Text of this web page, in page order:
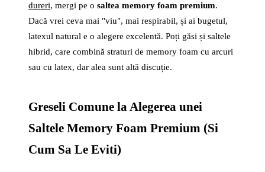
dureri, mergi pe o saltea memory foam premium.
Dacă vrei ceva mai "viu", mai respirabil, și ai bugetul,
latexul natural e o alegere excelentă. Poți găsi și saltele
hibrid, care combină straturi de memory foam cu arcuri
sau cu latex, dar alea sunt altă discuție.
Greseli Comune la Alegerea unei
Saltele Memory Foam Premium (Si
Cum Sa Le Eviti)